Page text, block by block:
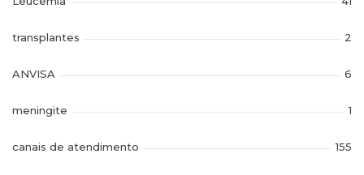
transplantes 2
ANVISA 6
meningite 1
canais de atendimento 155